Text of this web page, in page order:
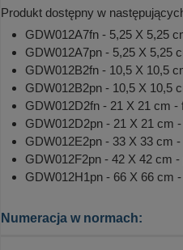
Produkt dostępny w
GDW012A7fn - 5,25 X 5,25
GDW012A7pn - 5,25 X 5,25
GDW012B2fn - 10,5 X 10,5
GDW012B2pn - 10,5 X 10,5
GDW012D2fn - 21 X 21 cm
GDW012D2pn - 21 X 21 cm
GDW012E2pn - 33 X 33 cm
GDW012F2pn - 42 X 42 cm -
GDW012H1pn - 66 X 66 cm
Numeracja w normach: